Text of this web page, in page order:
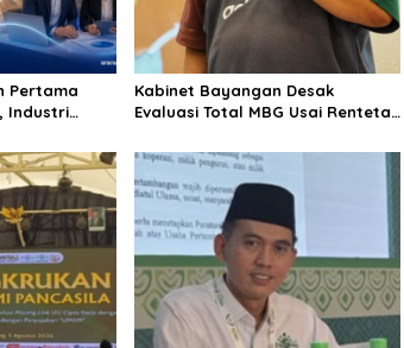
Pertama
Industri
Kabinet Bayangan Desak
Evaluasi Total MBG Usai Rentetan